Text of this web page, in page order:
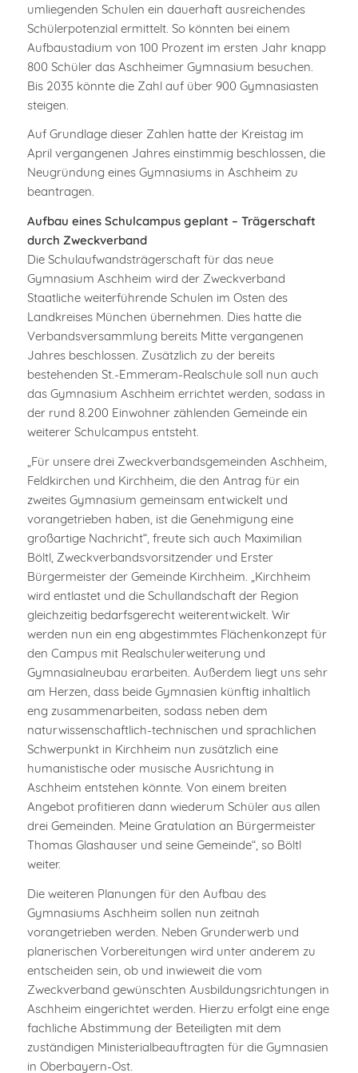
umliegenden Schulen ein dauerhaft ausreichendes
Schülerpotenzial ermittelt. So könnten bei einem
Aufbaustadium von 100 Prozent im ersten Jahr knapp
800 Schüler das Aschheimer Gymnasium besuchen.
Bis 2035 könnte die Zahl auf über 900 Gymnasiasten
steigen.
Auf Grundlage dieser Zahlen hatte der Kreistag im
April vergangenen Jahres einstimmig beschlossen, die
Neugründung eines Gymnasiums in Aschheim zu
beantragen.
Aufbau eines Schulcampus geplant – Trägerschaft
durch Zweckverband
Die Schulaufwandsträgerschaft für das neue
Gymnasium Aschheim wird der Zweckverband
Staatliche weiterführende Schulen im Osten des
Landkreises München übernehmen. Dies hatte die
Verbandsversammlung bereits Mitte vergangenen
Jahres beschlossen. Zusätzlich zu der bereits
bestehenden St.-Emmeram-Realschule soll nun auch
das Gymnasium Aschheim errichtet werden, sodass in
der rund 8.200 Einwohner zählenden Gemeinde ein
weiterer Schulcampus entsteht.
„Für unsere drei Zweckverbandsgemeinden Aschheim,
Feldkirchen und Kirchheim, die den Antrag für ein
zweites Gymnasium gemeinsam entwickelt und
vorangetrieben haben, ist die Genehmigung eine
großartige Nachricht“, freute sich auch Maximilian
Böltl, Zweckverbandsvorsitzender und Erster
Bürgermeister der Gemeinde Kirchheim. „Kirchheim
wird entlastet und die Schullandschaft der Region
gleichzeitig bedarfsgerecht weiterentwickelt. Wir
werden nun ein eng abgestimmtes Flächenkonzept für
den Campus mit Realschulerweiterung und
Gymnasialneubau erarbeiten. Außerdem liegt uns sehr
am Herzen, dass beide Gymnasien künftig inhaltlich
eng zusammenarbeiten, sodass neben dem
naturwissenschaftlich-technischen und sprachlichen
Schwerpunkt in Kirchheim nun zusätzlich eine
humanistische oder musische Ausrichtung in
Aschheim entstehen könnte. Von einem breiten
Angebot profitieren dann wiederum Schüler aus allen
drei Gemeinden. Meine Gratulation an Bürgermeister
Thomas Glashauser und seine Gemeinde“, so Böltl
weiter.
Die weiteren Planungen für den Aufbau des
Gymnasiums Aschheim sollen nun zeitnah
vorangetrieben werden. Neben Grunderwerb und
planerischen Vorbereitungen wird unter anderem zu
entscheiden sein, ob und inwieweit die vom
Zweckverband gewünschten Ausbildungsrichtungen in
Aschheim eingerichtet werden. Hierzu erfolgt eine enge
fachliche Abstimmung der Beteiligten mit dem
zuständigen Ministerialbeauftragten für die Gymnasien
in Oberbayern-Ost.